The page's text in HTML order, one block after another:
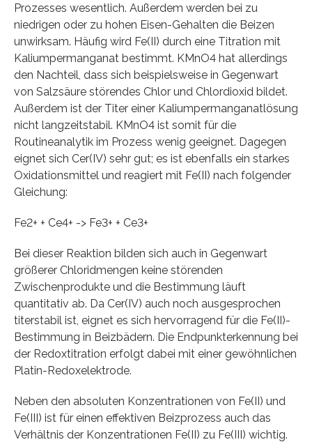
Prozesses wesentlich. Außerdem werden bei zu
niedrigen oder zu hohen Eisen-Gehalten die Beizen
unwirksam. Häufig wird Fe(II) durch eine Titration mit
Kaliumpermanganat bestimmt. KMnO4 hat allerdings
den Nachteil, dass sich beispielsweise in Gegenwart
von Salzsäure störendes Chlor und Chlordioxid bildet.
Außerdem ist der Titer einer Kaliumpermanganatlösung
nicht langzeitstabil. KMnO4 ist somit für die
Routineanalytik im Prozess wenig geeignet. Dagegen
eignet sich Cer(IV) sehr gut; es ist ebenfalls ein starkes
Oxidationsmittel und reagiert mit Fe(II) nach folgender
Gleichung:
Fe2+ + Ce4+ -> Fe3+ + Ce3+
Bei dieser Reaktion bilden sich auch in Gegenwart
größerer Chloridmengen keine störenden
Zwischenprodukte und die Bestimmung läuft
quantitativ ab. Da Cer(IV) auch noch ausgesprochen
titerstabil ist, eignet es sich hervorragend für die Fe(II)-
Bestimmung in Beizbädern. Die Endpunkterkennung bei
der Redoxtitration erfolgt dabei mit einer gewöhnlichen
Platin-Redoxelektrode.
Neben den absoluten Konzentrationen von Fe(II) und
Fe(III) ist für einen effektiven Beizprozess auch das
Verhältnis der Konzentrationen Fe(II) zu Fe(III) wichtig.